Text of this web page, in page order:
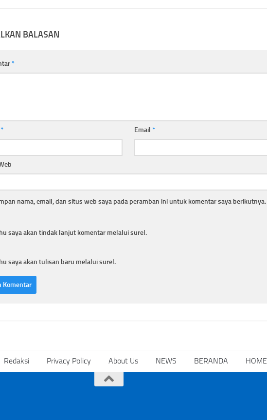
BALASAN
*
* Email*
nama, email, dan situs web saya pada peramban ini untuk komentar saya berikutnya.
saya akan tindak lanjut komentar melalui surel.
saya akan tulisan baru melalui surel.
Redaksi Privacy Policy About Us NEWS BERANDA HOME